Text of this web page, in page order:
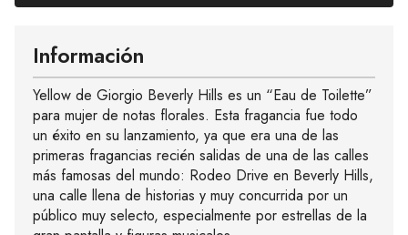
Información
Yellow de Giorgio Beverly Hills es un “Eau de Toilette”
para mujer de notas florales. Esta fragancia fue todo
un éxito en su lanzamiento, ya que era una de las
primeras fragancias recién salidas de una de las calles
más famosas del mundo: Rodeo Drive en Beverly Hills,
una calle llena de historias y muy concurrida por un
público muy selecto, especialmente por estrellas de la